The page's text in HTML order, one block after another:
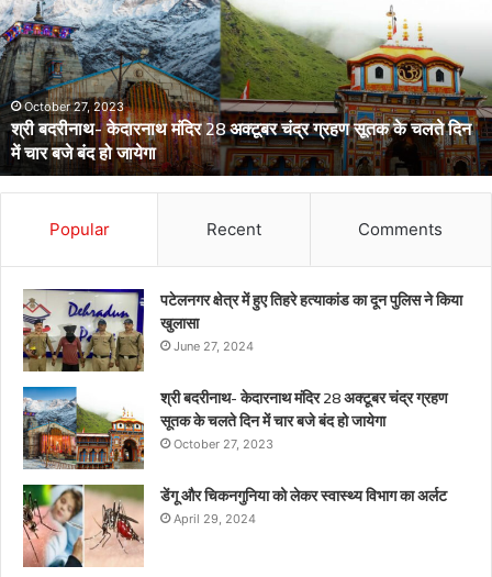
को
लेकर
स्वास्थ्य
विभाग
का
अर्लटApril 29, 2024
डेंगू और चिकनगुनिया को लेकर स्वास्थ्य विभाग का अर्लट
Popular Recent Comments
पटेलनगर क्षेत्र में हुए तिहरे हत्याकांड का दून पुलिस ने किया
खुलासा
June 27, 2024
श्री बदरीनाथ- केदारनाथ मंदिर 28 अक्टूबर चंद्र ग्रहण
सूतक के चलते दिन में चार बजे बंद हो जायेगा
October 27, 2023
डेंगू और चिकनगुनिया को लेकर स्वास्थ्य विभाग का अर्लट
April 29, 2024